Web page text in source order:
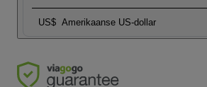
US$ Amerikaanse US-dollar